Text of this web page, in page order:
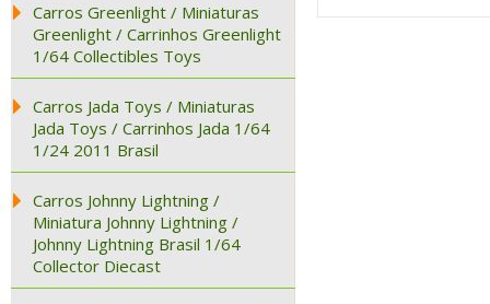
Carros Greenlight / Miniaturas
Greenlight / Carrinhos Greenlight
1/64 Collectibles Toys
Carros Jada Toys / Miniaturas
Jada Toys / Carrinhos Jada 1/64
1/24 2011 Brasil
Carros Johnny Lightning /
Miniatura Johnny Lightning /
Johnny Lightning Brasil 1/64
Collector Diecast